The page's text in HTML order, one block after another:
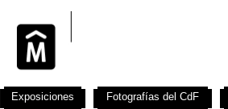
Exposiciones Fotografías del CdF